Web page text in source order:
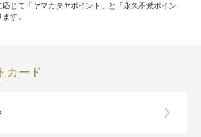
応じて 「ヤマカタヤポイント」と
「永久不滅ポイン
す。
カード